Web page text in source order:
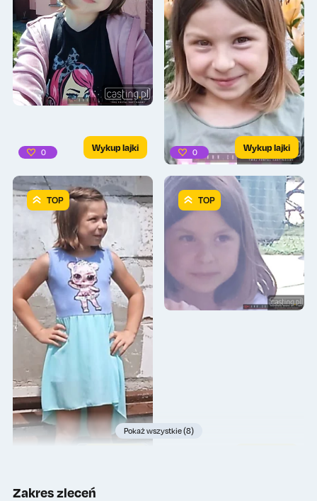
0 Wykup lajki 0 Wykup lajki
TOP TOP
Pokaż wszystkie (8)
Zakres zleceń